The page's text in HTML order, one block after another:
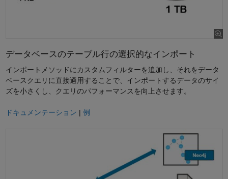
データベースのテーブル行の選択的なインポート
インポートメソッドにカスタムフィルターを追加し、それをデータ
ベースクエリに直接適用することで、インポートするデータのサイ
ズを小さくし、クエリのパフォーマンスを向上させます。
ドキュメンテーション | 例